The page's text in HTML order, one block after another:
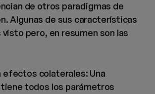
de otros paradigmas de
Algunas de sus características
visto pero, en resumen son las
efectos colaterales: Una
todos los parámetros